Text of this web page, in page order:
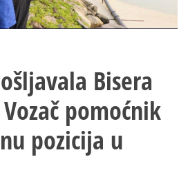
Bisera
pomoćnik
pozicija u